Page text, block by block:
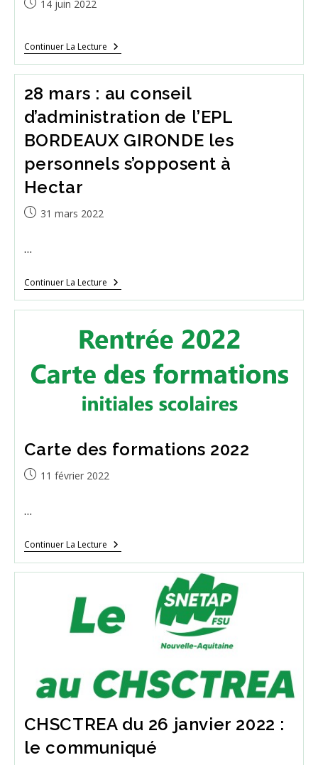
Publication
14 juin 2022
Continuer La Lecture2
Juin
2022
Rendu
Du
CTREA
28 mars : au conseil
d’administration de l’EPL
BORDEAUX GIRONDE les
personnels s’opposent à
Hectar
Publication
31 mars 2022
…
Continuer La Lecture28
Mars
:
D’administration
De
L’EPL
BORDEAUX
GIRONDE
Les
Personnels
Hectar
Carte des formations 2022
Publication
11 février 2022
…
Continuer La LectureCarte
Des
Formations
CHSCTREA du 26 janvier 2022 :
le communiqué